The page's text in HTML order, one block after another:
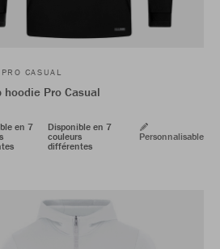
CASUAL
hoodie Pro Casual
en 7
Disponible en 7
couleurs
différentes
Personnalisable